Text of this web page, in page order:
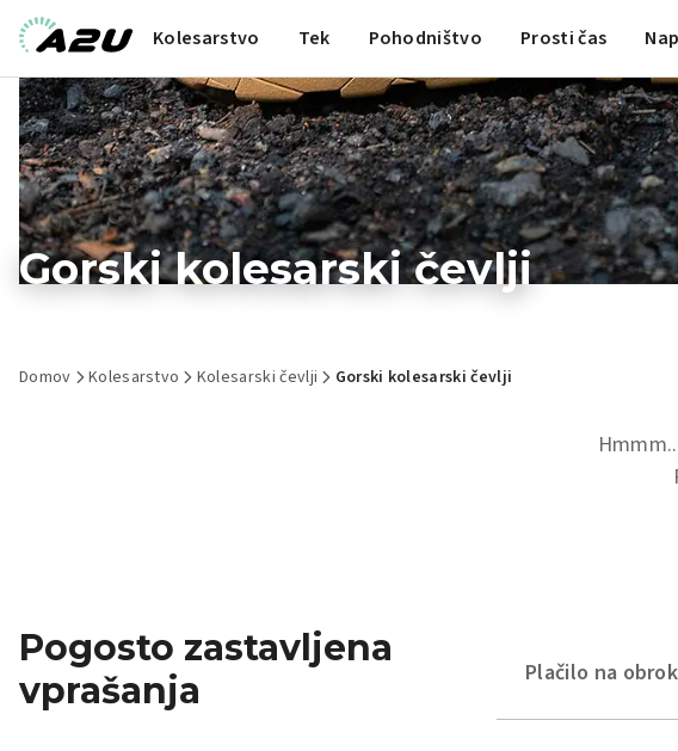
Kolesarstvo Tek Pohodništvo Prosti čas
Gorski kolesarski čevlji
Domov Kolesarstvo Kolesarski čevlji Gorski kolesarski čevlji
Pogosto zastavljena
vprašanja
Plačilo na